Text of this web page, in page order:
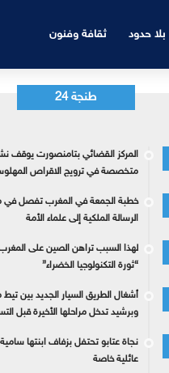
بلا حدود ثقافة وفنون
طنجة 24
المركز القضائي بتامنصورت يوقف
متخصصة في ترويج الاقراص
خطبة الجمعة في المغرب تفصل في
الرسالة الملكية إلى علماء الأمة
لهذا السبب تراهن الصين على
“ثورة التكنولوجيا الخضراء”
أشغال الطريق السيار الجديد بين تيط
وبرشيد تدخل مراحلها الأخيرة قبل
نجاة عتابو تحتفل بزفاف ابنتها
عائلية خاصة